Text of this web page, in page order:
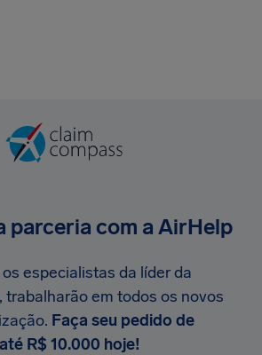
parceria com a AirHelp
especialistas da líder da
trabalharão em todos os novos
Faça seu pedido de
R$ 10.000 hoje!